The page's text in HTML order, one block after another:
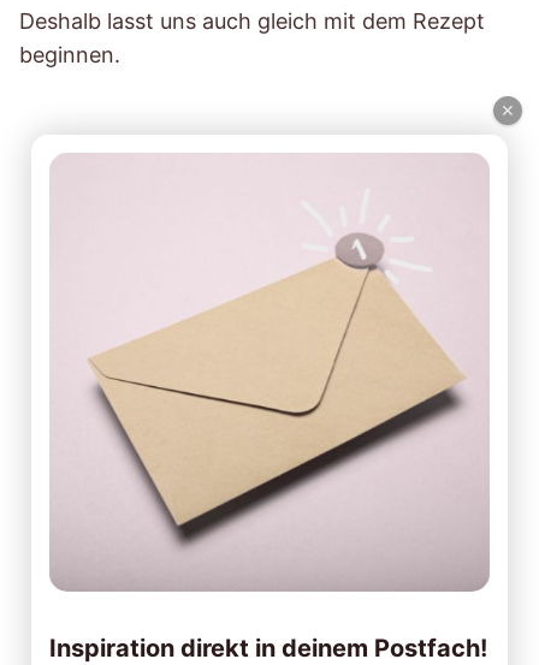
Deshalb lasst uns auch gleich mit dem Rezept
beginnen.
×
Inspiration direkt in deinem Postfach!